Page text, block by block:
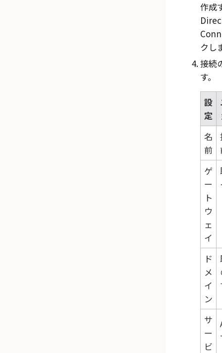
作成
クし
接続
す。
設
定
名
前
ゲ
ー
ト
ウ
ェ
イ
ド
メ
イ
ン
サ
ー
ビ